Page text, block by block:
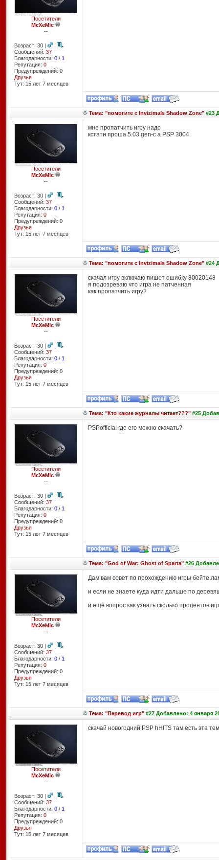
Посетители
McXeMic
--
Возраст: 30 |
|
Сообщений: 37
Благодарности: 0/ 1
Репутация: 0
Предупреждений: 0
Друзья
Тут: 15 лет 7 месяцев
Тема: "помогите с Invizimals Shadow Zone"#23
Посетители
McXeMic
--
Возраст: 30 |
|
Сообщений: 37
Благодарности: 0/ 1
Репутация: 0
Предупреждений: 0
Друзья
Тут: 15 лет 7 месяцев
мне пропатчить игру надо
кстати проша 5.03 gen-c a PSP 3004
Тема: "помогите с Invizimals Shadow Zone"#24
Посетители
McXeMic
--
Возраст: 30 |
|
Сообщений: 37
Благодарности: 0/ 1
Репутация: 0
Предупреждений: 0
Друзья
Тут: 15 лет 7 месяцев
скачал игру включаю пишет ошибку 80020148
я подозреваю что игра не патченная
как пропатчить игру?
Тема: "Кто какие журналы читает???"#25
Посетители
McXeMic
--
Возраст: 30 |
|
Сообщений: 37
Благодарности: 0/ 1
Репутация: 0
Предупреждений: 0
Друзья
Тут: 15 лет 7 месяцев
PSPofficial где его можно скачать?
Тема: "God of War: Ghost of Sparta"#26
Посетители
McXeMic
--
Возраст: 30 |
|
Сообщений: 37
Благодарности: 0/ 1
Репутация: 0
Предупреждений: 0
Друзья
Тут: 15 лет 7 месяцев
Дам вам совет по прохождению игры
и если не знаете куда идти дальше по
и ещё вопрос как узнать сколько процентов
Тема: "Перевод игр"#27 Добавлено: 4 января
Посетители
McXeMic
--
Возраст: 30 |
|
Сообщений: 37
Благодарности: 0/ 1
Репутация: 0
Предупреждений: 0
Друзья
Тут: 15 лет 7 месяцев
скачай новогодний PSP hHITS там есть эта